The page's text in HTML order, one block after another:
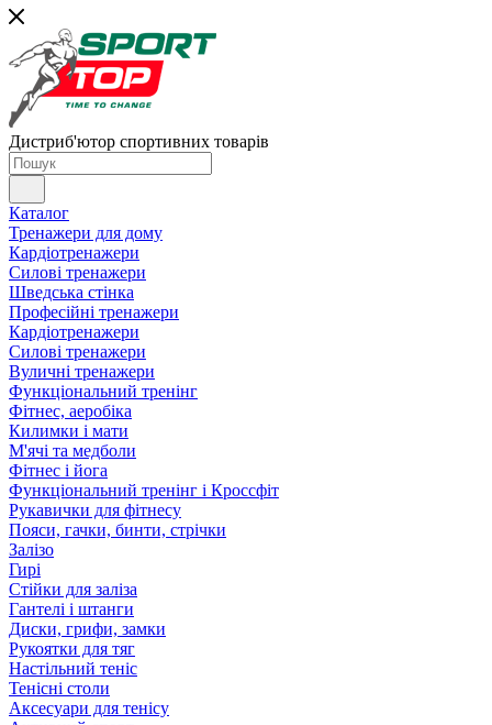
Дистриб'ютор спортивних товарів
Каталог
Тренажери для дому
Кардіотренажери
Силові тренажери
Шведська стінка
Професійні тренажери
Кардіотренажери
Силові тренажери
Вуличні тренажери
Функціональний тренінг
Фітнес, аеробіка
Килимки і мати
М'ячі та медболи
Фітнес і йога
Функціональний тренінг і Кроссфіт
Рукавички для фітнесу
Пояси, гачки, бинти, стрічки
Залізо
Гирі
Стійки для заліза
Гантелі і штанги
Диски, грифи, замки
Рукоятки для тяг
Настільний теніс
Тенісні столи
Аксесуари для тенісу